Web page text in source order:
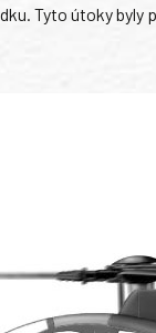
Tyto útoky